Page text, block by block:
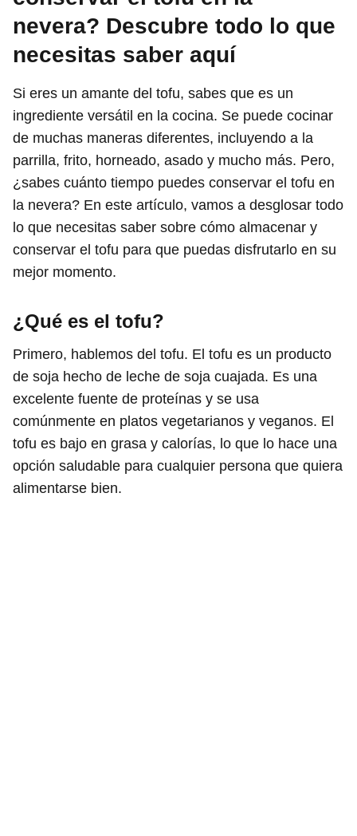
nevera? Descubre todo lo que
necesitas saber aquí
Si eres un amante del tofu, sabes que es un
ingrediente versátil en la cocina. Se puede cocinar
de muchas maneras diferentes, incluyendo a la
parrilla, frito, horneado, asado y mucho más. Pero,
¿sabes cuánto tiempo puedes conservar el tofu en
la nevera? En este artículo, vamos a desglosar todo
lo que necesitas saber sobre cómo almacenar y
conservar el tofu para que puedas disfrutarlo en su
mejor momento.
¿Qué es el tofu?
Primero, hablemos del tofu. El tofu es un producto
de soja hecho de leche de soja cuajada. Es una
excelente fuente de proteínas y se usa
comúnmente en platos vegetarianos y veganos. El
tofu es bajo en grasa y calorías, lo que lo hace una
opción saludable para cualquier persona que quiera
alimentarse bien.